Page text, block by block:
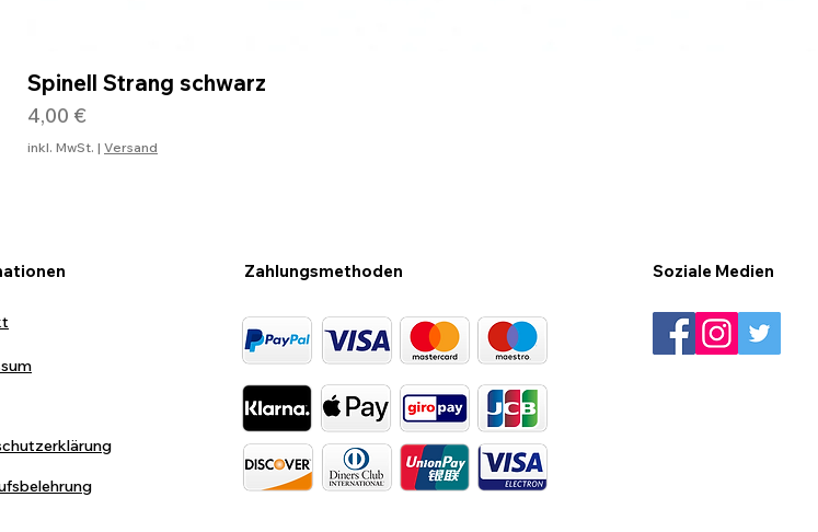
Spinell Strang schwarz
Preis
4,00 €
inkl. MwSt. | Versand
Zahlungsmethoden Soziale Medien